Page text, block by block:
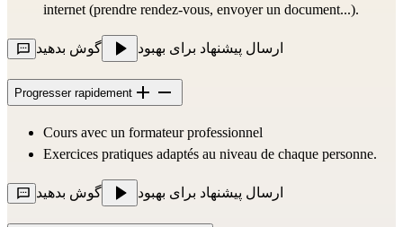
internet (prendre rendez-vous, envoyer un document...).
ارسال پیشنهاد برای بهبود گوش بدهید
Progresser rapidement
Cours avec un formateur professionnel
Exercices pratiques adaptés au niveau de chaque personne.
ارسال پیشنهاد برای بهبود گوش بدهید